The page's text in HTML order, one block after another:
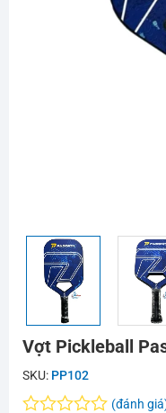
Vợt Pickleball
SKU: PP102
(đánh